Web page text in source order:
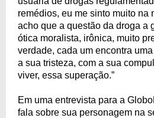
remédios, eu me sinto muito na
acho que a questão da droga a
ótica moralista, irônica, muito
verdade, cada um encontra
a sua tristeza, com a sua
viver, essa superação.”
Em uma entrevista para a
fala sobre sua personagem na